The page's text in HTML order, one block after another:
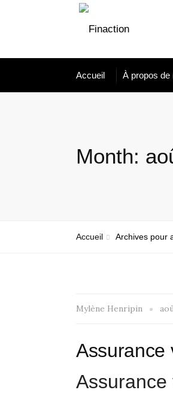
Accueil À propos de
Month:
Accueil Archives pour
Mylène Henripin
Assurance